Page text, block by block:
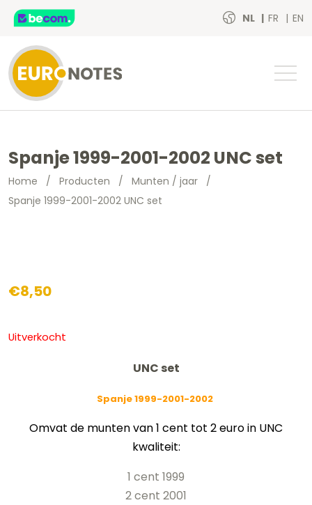
NL FR EN
Spanje 1999-2001-2002 UNC set
Home / Producten / Munten / jaar /
Spanje 1999-2001-2002 UNC set
€8,50
Uitverkocht
UNC set
Spanje 1999-2001-2002
Omvat de munten van 1 cent tot 2 euro in UNC
kwaliteit:
1 cent 1999
2 cent 2001